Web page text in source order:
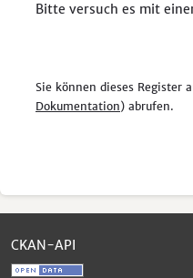
Bitte versuch es mit
Sie können dieses Register
Dokumentation) abrufen.
CKAN-API